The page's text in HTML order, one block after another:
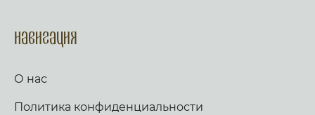
Навигация
О нас
Политика конфиденциальности